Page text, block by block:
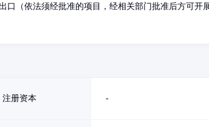
口（依法须经批准的项目，经相关部门批准后方可开
注册资本 -